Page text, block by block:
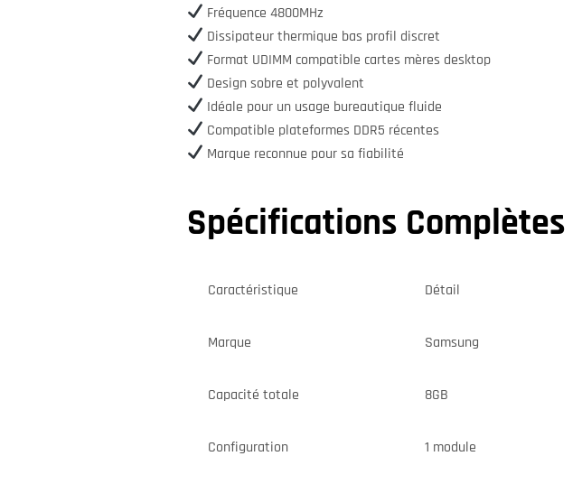
Fréquence 4800MHz
Dissipateur thermique bas profil discret
Format UDIMM compatible cartes mères desktop
Design sobre et polyvalent
Idéale pour un usage bureautique fluide
Compatible plateformes DDR5 récentes
Marque reconnue pour sa fiabilité
Spécifications Complètes
Caractéristique Détail
Marque Samsung
Capacité totale 8GB
Configuration 1 module